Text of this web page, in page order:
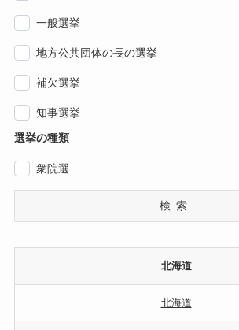
一般選挙
地方公共団体の長の選挙
補欠選挙
知事選挙
選挙の種類
衆院選
検索
北海道
北海道